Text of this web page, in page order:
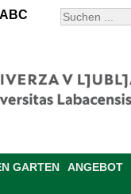
ABC
GARTEN ANGEBOT